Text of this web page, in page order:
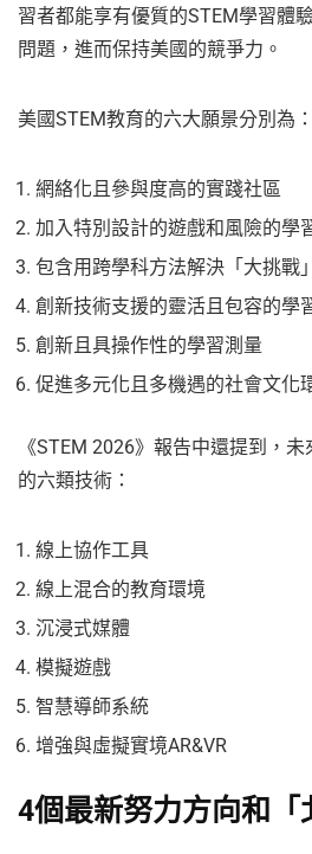
習者都能享有優質的STEM學習體
問題，進而保持美國的競爭力。
美國STEM教育的六大願景分別為：
網絡化且參與度高的實踐社區
加入特別設計的遊戲和風險的學
包含用跨學科方法解決「大挑戰
創新技術支援的靈活且包容的學
創新且具操作性的學習測量
促進多元化且多機遇的社會文化
《STEM 2026》報告中還提到，
的六類技術：
線上協作工具
線上混合的教育環境
沉浸式媒體
模擬遊戲
智慧導師系統
增強與虛擬實境AR&VR
4個最新努力方向和「